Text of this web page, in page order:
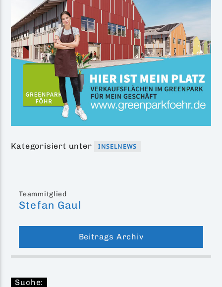
Kategorisiert unter INSELNEWS
Teammitglied
Stefan Gaul
Beitrags Archiv
Suche: